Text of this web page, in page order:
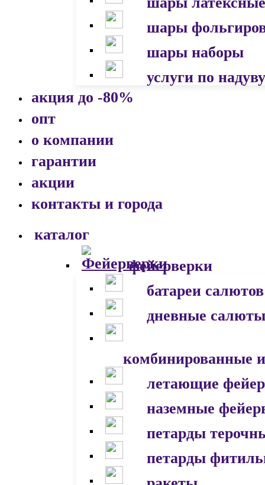
шары
шары наборы
услуги по надуву
акция до -80%
опт
о компании
гарантии
акции
контакты и города
каталог
фейерверки
батареи салютов
дневные салюты
комбинированные
летающие
наземные
петарды
петарды